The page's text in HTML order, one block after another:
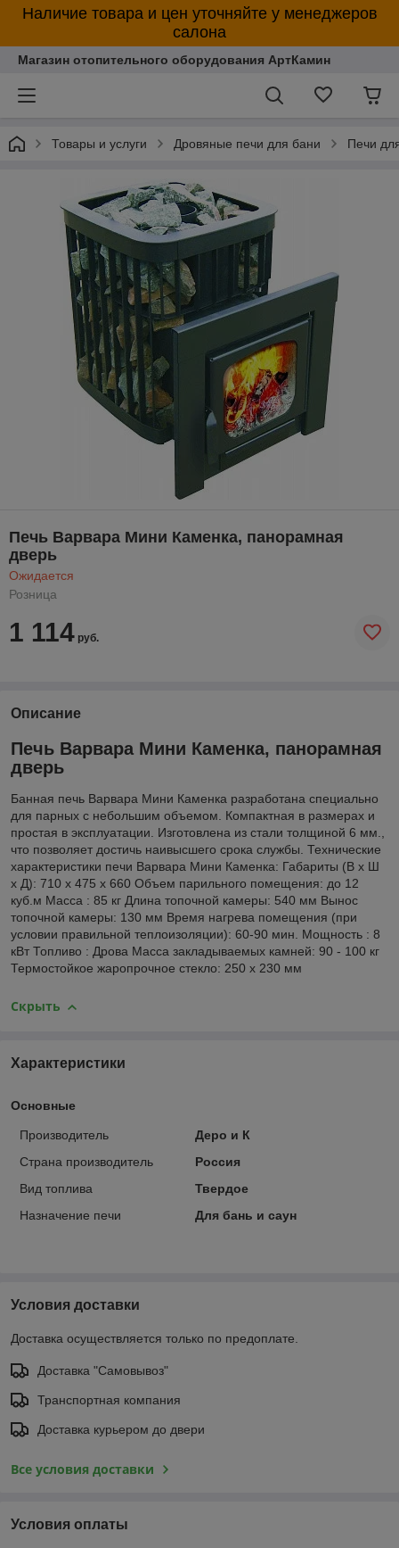
Наличие товара и цен уточняйте у менеджеров
салона
Магазин отопительного оборудования АртКамин
Товары и услуги Дровяные печи для бани Печи
Печь Варвара Мини Каменка, панорамная
дверь
Ожидается
Розница
1 114 руб.
Описание
Печь Варвара Мини Каменка, панорамная
дверь
Банная печь Варвара Мини Каменка разработана специально
для парных с небольшим объемом. Компактная в размерах и
простая в эксплуатации. Изготовлена из стали толщиной 6 мм.,
что позволяет достичь наивысшего срока службы. Технические
характеристики печи Варвара Мини Каменка: Габариты (В х Ш
х Д): 710 х 475 х 660 Объем парильного помещения: до 12
куб.м Масса : 85 кг Длина топочной камеры: 540 мм Вынос
топочной камеры: 130 мм Время нагрева помещения (при
условии правильной теплоизоляции): 60-90 мин. Мощность : 8
кВт Топливо : Дрова Масса закладываемых камней: 90 - 100 кг
Термостойкое жаропрочное стекло: 250 х 230 мм
Скрыть
Характеристики
Основные
Производитель
Деро и К
Страна производитель
Россия
Вид топлива
Твердое
Назначение печи
Для бань и саун
Условия доставки
Доставка осуществляется только по предоплате.
Доставка "Самовывоз"
Транспортная компания
Доставка курьером до двери
Все условия доставки
Условия оплаты